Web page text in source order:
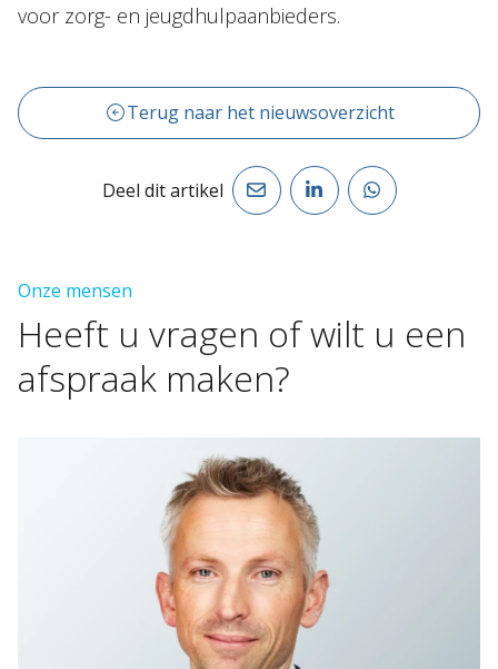
voor zorg- en jeugdhulpaanbieders.
Terug naar het nieuwsoverzicht
Deel dit artikel
Onze mensen
Heeft u vragen ofwilt u een
afspraak maken?